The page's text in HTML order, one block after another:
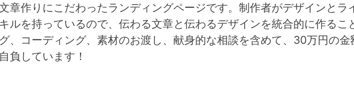
章作りにこだわったランディングページです。制作者がデザインとラ
ルを持っているので、伝わる文章と伝わるデザインを統合的に作るこ
、コーディング、素材のお渡し、献身的な相談を含めて、30万円の金
負しています！